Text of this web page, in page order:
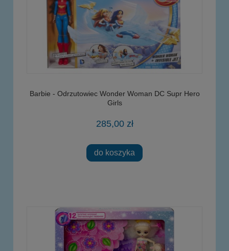
Barbie - Odrzutowiec Wonder Woman DC Supr Hero
Girls
285,00 zł
do koszyka